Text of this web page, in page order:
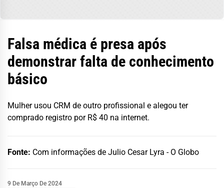
Falsa médica é presa após
demonstrar falta de conhecimento
básico
Mulher usou CRM de outro profissional e alegou ter
comprado registro por R$ 40 na internet.
Fonte: Com informações de Julio Cesar Lyra - O Globo
9 De Março De 2024